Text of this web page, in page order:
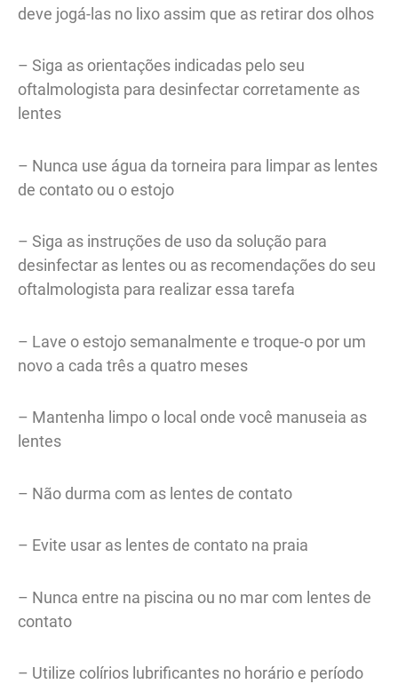
deve jogá-las no lixo assim que as retirar dos olhos
– Siga as orientações indicadas pelo seu
oftalmologista para desinfectar corretamente as
lentes
– Nunca use água da torneira para limpar as lentes
de contato ou o estojo
– Siga as instruções de uso da solução para
desinfectar as lentes ou as recomendações do seu
oftalmologista para realizar essa tarefa
– Lave o estojo semanalmente e troque-o por um
novo a cada três a quatro meses
– Mantenha limpo o local onde você manuseia as
lentes
– Não durma com as lentes de contato
– Evite usar as lentes de contato na praia
– Nunca entre na piscina ou no mar com lentes de
contato
– Utilize colírios lubrificantes no horário e período